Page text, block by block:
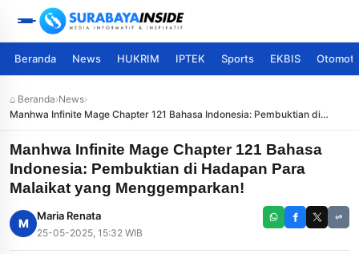
Beranda News HUKRIM IPTEK Sports EKBIS
⌂ Beranda›News›
Manhwa Infinite Mage Chapter 121 Bahasa Indonesia: Pembuktian di
Hadapan Para Malaikat yang Menggemparkan!
Manhwa Infinite Mage Chapter 121 Bahasa
Indonesia: Pembuktian di Hadapan Para
Malaikat yang Menggemparkan!
M
Maria Renata
25-05-2025, 15:32 WIB